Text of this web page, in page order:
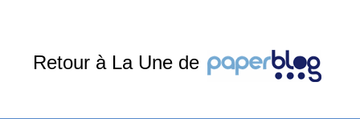
Retour à La Une de